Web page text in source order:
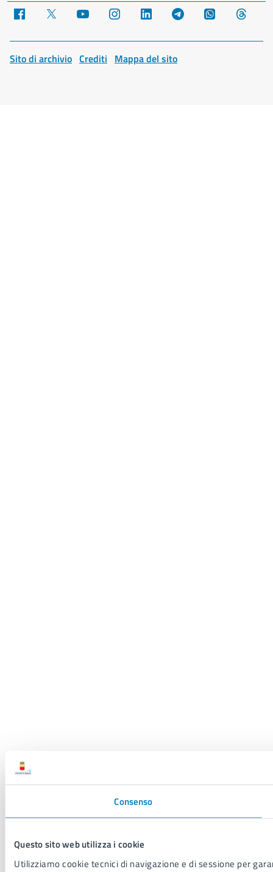
Consenso
Questo sito web utilizza i cookie
Utilizziamo cookie tecnici di navigazione e di sessione per
Facebook YouTube Instagram LinkedIn Telegram WhatsApp
Sito di archivio Crediti Mappa del sito